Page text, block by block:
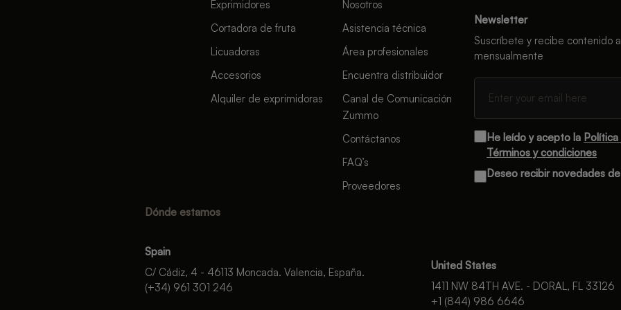
Exprimidores
Cortadora de fruta
Licuadoras
Accesorios
Alquiler de exprimidoras
Nosotros
Asistencia técnica
Área profesionales
Encuentra distribuidor
Canal de Comunicación
Zummo
Contáctanos
FAQ’s
Proveedores
Newsletter
Suscríbete y recibe contenido
mensualmente
He leído y acepto la
Términos y condiciones
Deseo recibir novedades
Dónde estamos
Spain
C/ Cádiz, 4 - 46113 Moncada. Valencia, España.
(+34) 961 301 246
United States
1411 NW 84TH AVE. - DORAL, FL 33126
+1 (844) 986 6646